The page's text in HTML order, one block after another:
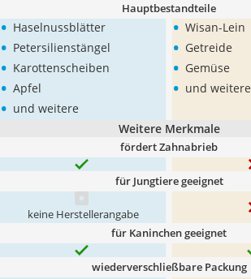
Hauptbestandteile
• Haselnussblätter
• Petersilienstängel
• Karottenscheiben
• Apfel
• und weitere
• Wisan-Lein
• Getreide
• Gemüse
• und weitere
Weitere Merkmale
fördert Zahnabrieb
für Jungtiere geeignet
keine Herstellerangabe
für Kaninchen geeignet
wiederverschließbare Packung